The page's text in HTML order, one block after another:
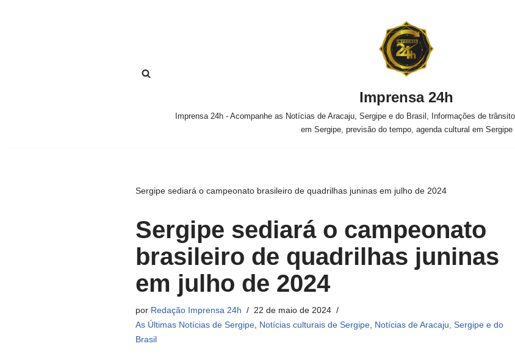
Imprensa 24h
Imprensa 24h - Acompanhe as Notícias de Aracaju, Sergipe e do Brasil, Informações de
em Sergipe, previsão do tempo, agenda cultural em Sergipe
Sergipe sediará o campeonato brasileiro de quadrilhas juninas em julho de 2024
Sergipe sediará o campeonato
brasileiro de quadrilhas juninas
em julho de 2024
por Redação Imprensa 24h
22 de maio de 2024
As Últimas Notícias de Sergipe Notícias culturais de Sergipe Notícias de Aracaju, Sergipe e do
Brasil